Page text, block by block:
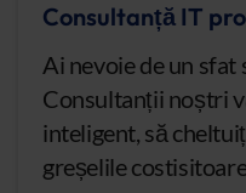
Consultanță IT
Ai nevoie de un sfat
Consultanții noștri
inteligent, să
greșelile